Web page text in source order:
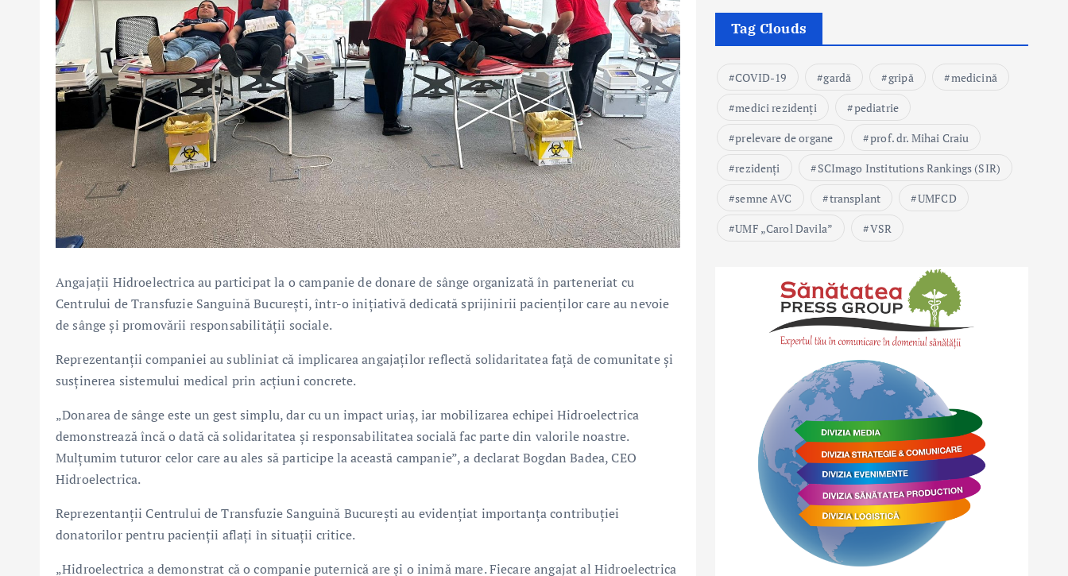
Angajații Hidroelectrica au participat la o campanie de donare de sânge organizată în parteneriat cu
Centrului de Transfuzie Sanguină București, într-o inițiativă dedicată sprijinirii pacienților care au nevoie
de sânge și promovării responsabilității sociale.
Reprezentanții companiei au subliniat că implicarea angajaților reflectă solidaritatea față de comunitate și
susținerea sistemului medical prin acțiuni concrete.
„Donarea de sânge este un gest simplu, dar cu un impact uriaș, iar mobilizarea echipei Hidroelectrica
demonstrează încă o dată că solidaritatea și responsabilitatea socială fac parte din valorile noastre.
Mulțumim tuturor celor care au ales să participe la această campanie”, a declarat Bogdan Badea, CEO
Hidroelectrica.
Reprezentanții Centrului de Transfuzie Sanguină București au evidențiat importanța contribuției
donatorilor pentru pacienții aflați în situații critice.
„Hidroelectrica a demonstrat că o companie puternică are și o inimă mare. Fiecare angajat al Hidroelectrica
Tag Clouds
COVID-19 gardă gripă
medicină
medici rezidenți
pediatrie
prelevare de organe
prof. dr. Mihai Craiu
rezidenți
SCImago Institutions Rankings (SIR)
semne AVC
transplant
UMFCD
UMF „Carol Davila”
VSR